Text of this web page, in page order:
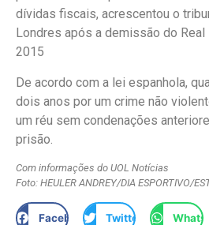
dívidas fiscais, acrescentou o
Londres após a demissão do
2015
De acordo com a lei espanhola,
dois anos por um crime não
um réu sem condenações
prisão.
Com informações do UOL Notícias
Foto: HEULER ANDREY/DIA ESPORTIVO/
Facebook Twitter